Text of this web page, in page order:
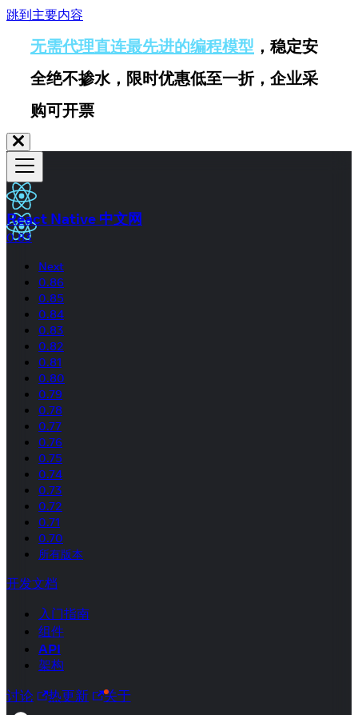
跳到主要内容
无需代理直连最先进的编程模型 ，稳定安
全绝不掺水，限时优惠低至一折，企业采
购可开票
React Native 中文网
0.83
Next
0.86
0.85
0.84
0.83
0.82
0.81
0.80
0.79
0.78
0.77
0.76
0.75
0.74
0.73
0.72
0.71
0.70
所有版本
开发文档
入门指南
组件
API
架构
讨论 热更新 关于